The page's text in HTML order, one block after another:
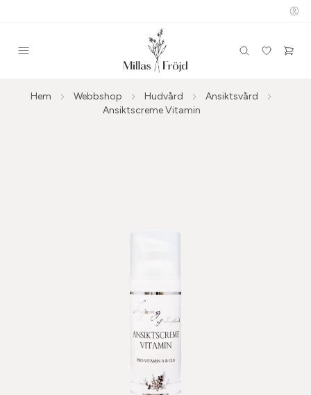
Hem Webbshop Hudvård
Ansiktsvård
Ansiktscreme Vitamin